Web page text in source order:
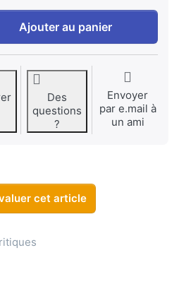
BlackBerry 1000 mAh at € 29,95,
Ajouter au panier
Des
questions
?
Envoyer
par e.mail à
un ami
cet article